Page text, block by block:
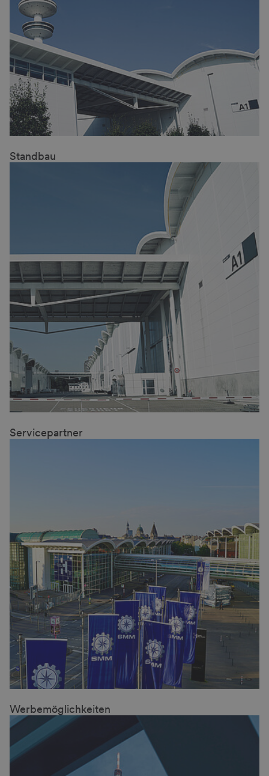
Standbau
Servicepartner
Werbemöglichkeiten